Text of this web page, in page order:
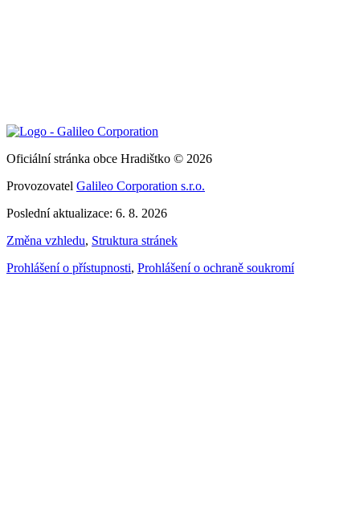
Oficiální stránka obce Hradištko © 2026
Provozovatel Galileo Corporation s.r.o.
Poslední aktualizace: 6. 8. 2026
Změna vzhledu, Struktura stránek
Prohlášení o přístupnosti, Prohlášení o ochraně soukromí